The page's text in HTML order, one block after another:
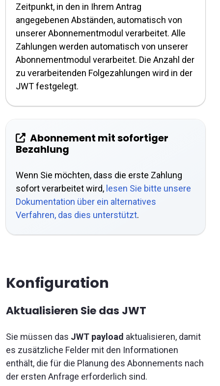
Zeitpunkt, in den in Ihrem Antrag
angegebenen Abständen, automatisch von
unserer Abonnementmodul verarbeitet. Alle
Zahlungen werden automatisch von unserer
Abonnementmodul verarbeitet. Die Anzahl der
zu verarbeitenden Folgezahlungen wird in der
JWT festgelegt.
Abonnement mit sofortiger
Bezahlung
Wenn Sie möchten, dass die erste Zahlung
sofort verarbeitet wird, lesen Sie bitte unsere
Dokumentation über ein alternatives
Verfahren, das dies unterstützt.
Konfiguration
Aktualisieren Sie das JWT
Sie müssen das JWT payload aktualisieren, damit
es zusätzliche Felder mit den Informationen
enthält, die für die Planung des Abonnements nach
der ersten Anfrage erforderlich sind.